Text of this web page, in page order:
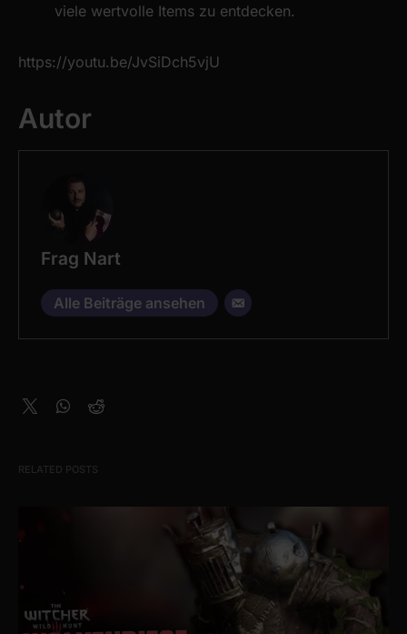
viele wertvolle Items zu entdecken.
https://youtu.be/JvSiDch5vjU
Autor
Frag Nart
Alle Beiträge ansehen
RELATED POSTS